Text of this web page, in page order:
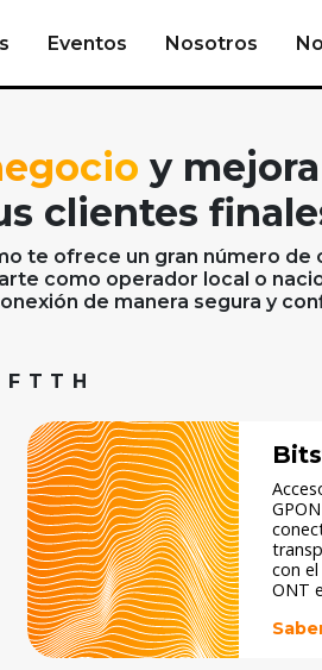
Eventos Nosotros
y mejora
clientes
te ofrece un gran número de
como operador local o
de manera segura y
FTTH
con
ONT